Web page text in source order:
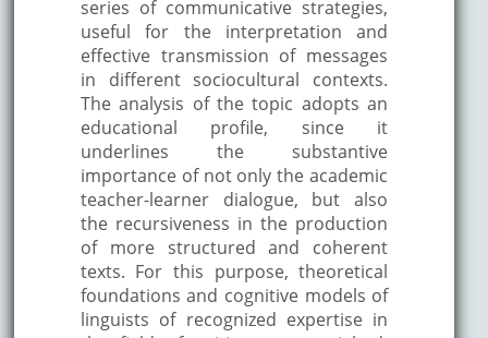
series of communicative strategies,
useful for the interpretation and
effective transmission of messages
in different sociocultural contexts.
The analysis of the topic adopts an
educational profile, since it
underlines the substantive
importance of not only the academic
teacher-learner dialogue, but also
the recursiveness in the production
of more structured and coherent
texts. For this purpose, theoretical
foundations and cognitive models of
linguists of recognized expertise in